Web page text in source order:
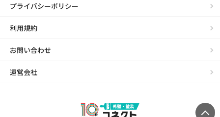
プライバシーポリシー
利用規約
お問い合わせ
運営会社